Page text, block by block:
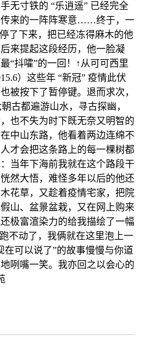
无寸铁的 “乐逍遥” 已经完全
传来的一阵阵寒意……终于，一
了下来，把已经冻得麻木的他
来提起这段经历，他一脸凝
“抖嚯”的一回！↑从可可西里
）这些年 “新冠” 疫情此伏
被按下了暂停键。退而求次，
古都遍游山水，寻古探幽，
也不失为时下既无奈又明智的
中山东路，他看着两边连绵不
才会把这条路上的每一棵树都
当年下海前我就在这个路段干
然大悟，难怪多年以后的他还
花草，又趁着疫情宅家，把院
山、盆景盆栽，又在网上购来
极富渲染力的给我描绘了一幅
不动了，我俩就在这里泡上一
在可以说了”的故事慢慢与你道
咧嘴一笑。我亦回之以会心的